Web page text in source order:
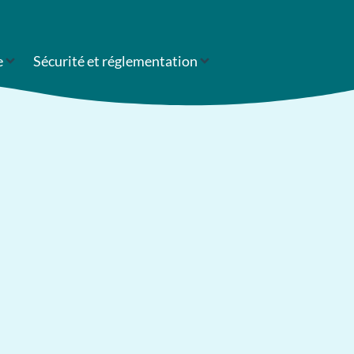
Sécurité et réglementation